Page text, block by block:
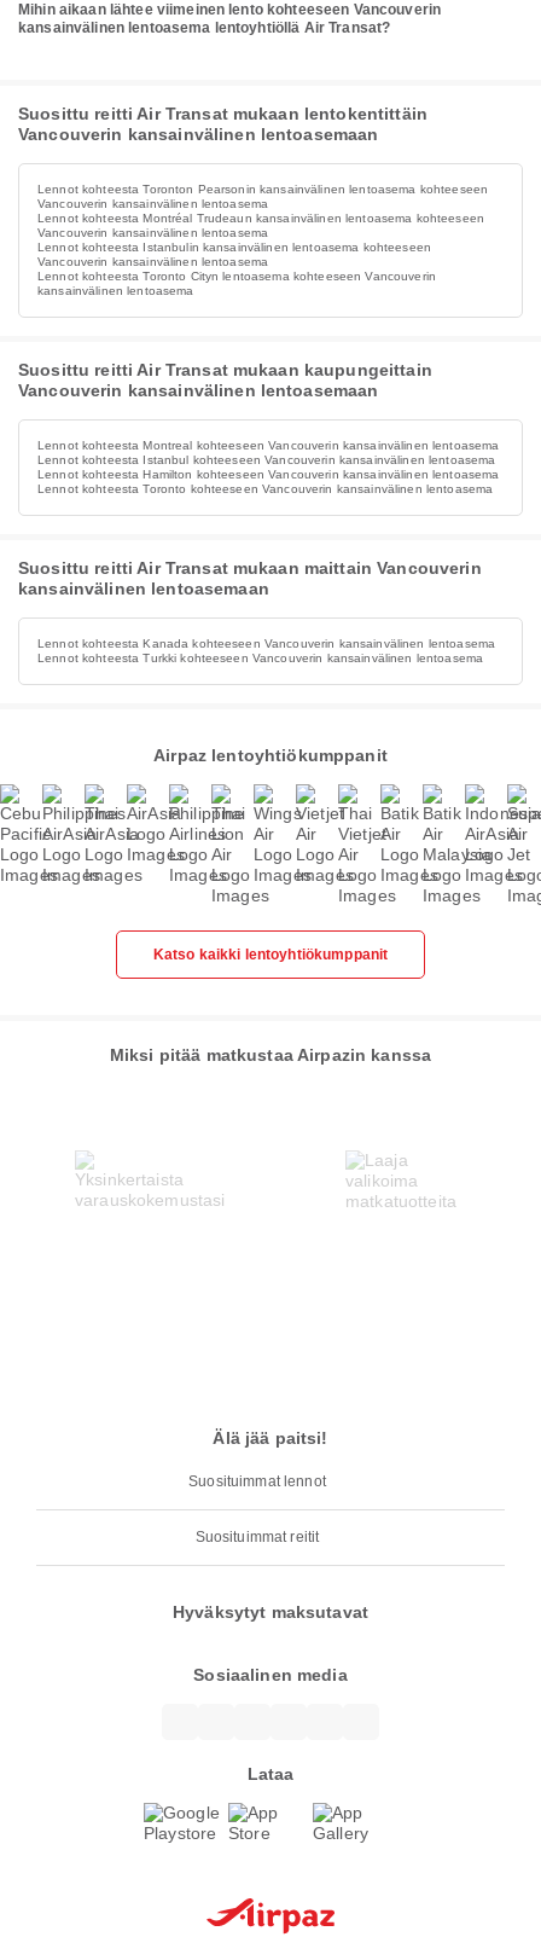
Mihin aikaan lähtee viimeinen lento kohteeseen Vancouverin
kansainvälinen lentoasema lentoyhtiöllä Air Transat?
Suosittu reitti Air Transat mukaan lentokentittäin
Vancouverin kansainvälinen lentoasemaan
Lennot kohteesta Toronton Pearsonin kansainvälinen lentoasema kohteeseen
Vancouverin kansainvälinen lentoasema
Lennot kohteesta Montréal Trudeaun kansainvälinen lentoasema kohteeseen
Vancouverin kansainvälinen lentoasema
Lennot kohteesta Istanbulin kansainvälinen lentoasema kohteeseen
Vancouverin kansainvälinen lentoasema
Lennot kohteesta Toronto Cityn lentoasema kohteeseen Vancouverin
kansainvälinen lentoasema
Suosittu reitti Air Transat mukaan kaupungeittain
Vancouverin kansainvälinen lentoasemaan
Lennot kohteesta Montreal kohteeseen Vancouverin kansainvälinen lentoasema
Lennot kohteesta Istanbul kohteeseen Vancouverin kansainvälinen lentoasema
Lennot kohteesta Hamilton kohteeseen Vancouverin kansainvälinen lentoasema
Lennot kohteesta Toronto kohteeseen Vancouverin kansainvälinen lentoasema
Suosittu reitti Air Transat mukaan maittain Vancouverin
kansainvälinen lentoasemaan
Lennot kohteesta Kanada kohteeseen Vancouverin kansainvälinen lentoasema
Lennot kohteesta Turkki kohteeseen Vancouverin kansainvälinen lentoasema
Airpaz lentoyhtiökumppanit
Katso kaikki lentoyhtiökumppanit
Miksi pitää matkustaa Airpazin kanssa
Älä jää paitsi!
Suosituimmat lennot
Suosituimmat reitit
Hyväksytyt maksutavat
Sosiaalinen media
Lataa